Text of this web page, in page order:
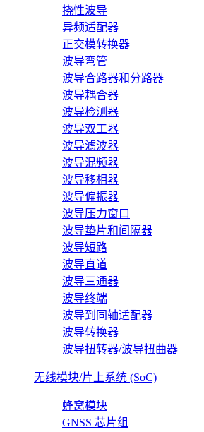
挠性波导
异频适配器
正交模转换器
波导弯管
波导合路器和分路器
波导耦合器
波导检测器
波导双工器
波导滤波器
波导混频器
波导移相器
波导偏振器
波导压力窗口
波导垫片和间隔器
波导短路
波导直道
波导三通器
波导终端
波导到同轴适配器
波导转换器
波导扭转器/波导扭曲器
无线模块/片上系统 (SoC)
蜂窝模块
GNSS 芯片组